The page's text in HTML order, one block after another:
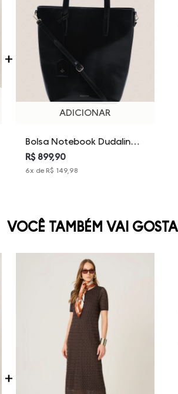
ADICIONAR
Bolsa Notebook Dudalina
Feminina
R$ 899,90
6x de R$ 149,98
VOCÊ TAMBÉM VAI